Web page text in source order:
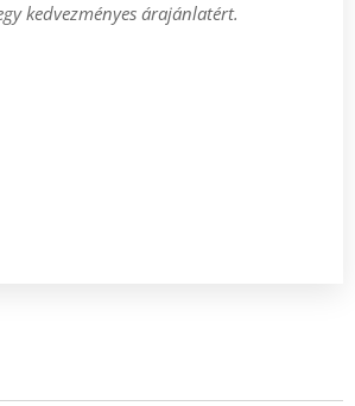
kedvezményes árajánlatért.